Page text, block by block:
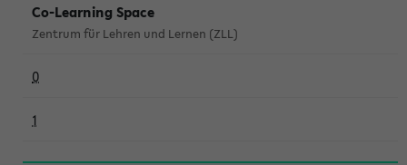
Co-Learning Space
Zentrum für Lehren und Lernen (ZLL)
0
1